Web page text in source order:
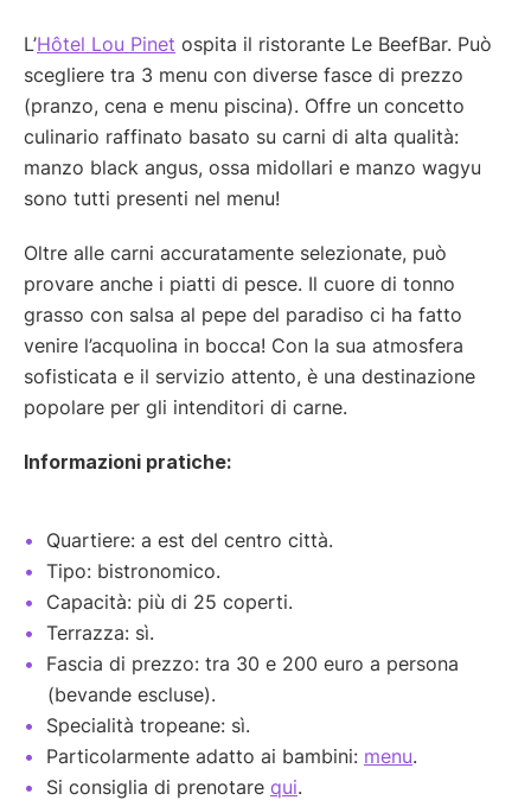
L’Hôtel Lou Pinet ospita il ristorante Le BeefBar. Può
scegliere tra 3 menu con diverse fasce di prezzo
(pranzo, cena e menu piscina). Offre un concetto
culinario raffinato basato su carni di alta qualità:
manzo black angus, ossa midollari e manzo wagyu
sono tutti presenti nel menu!
Oltre alle carni accuratamente selezionate, può
provare anche i piatti di pesce. Il cuore di tonno
grasso con salsa al pepe del paradiso ci ha fatto
venire l’acquolina in bocca! Con la sua atmosfera
sofisticata e il servizio attento, è una destinazione
popolare per gli intenditori di carne.
Informazioni pratiche:
Quartiere: a est del centro città.
Tipo: bistronomico.
Capacità: più di 25 coperti.
Terrazza: sì.
Fascia di prezzo: tra 30 e 200 euro a persona
(bevande escluse).
Specialità tropeane: sì.
Particolarmente adatto ai bambini: menu.
Si consiglia di prenotare qui.